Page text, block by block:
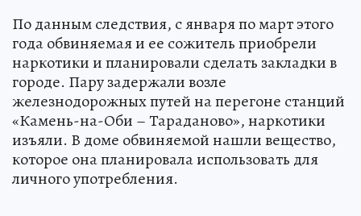
По данным следствия, с января по март этого
года обвиняемая и ее сожитель приобрели
наркотики и планировали сделать закладки в
городе. Пару задержали возле
железнодорожных путей на перегоне станций
«Камень-на-Оби – Тараданово», наркотики
изъяли. В доме обвиняемой нашли вещество,
которое она планировала использовать для
личного употребления.